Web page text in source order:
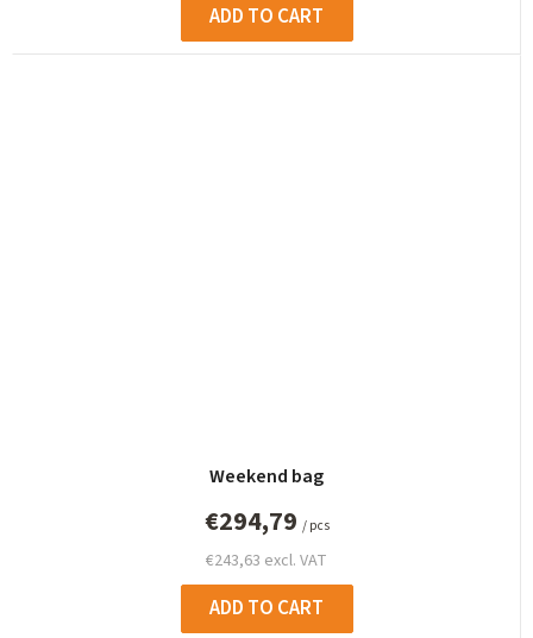
ADD TO CART
Weekend bag
€243,63 excl. VAT
€294,79 / pcs
ADD TO CART